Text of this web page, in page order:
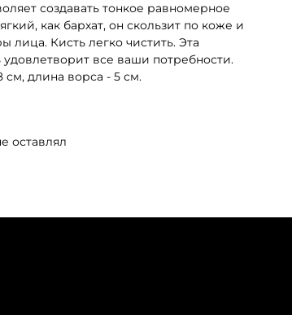
создавать тонкое равномерное
как бархат, он скользит по коже и
лица. Кисть легко чистить. Эта
удовлетворит все ваши потребности.
см, длина ворса - 5 см.
оставлял